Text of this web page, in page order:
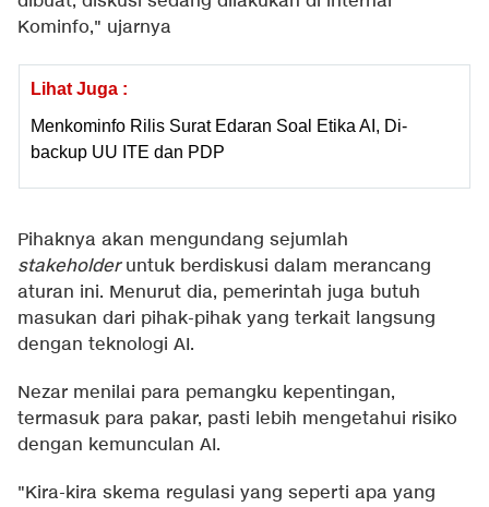
Kominfo," ujarnya
Lihat Juga :
Menkominfo Rilis Surat Edaran Soal Etika AI, Di-
backup UU ITE dan PDP
Pihaknya akan mengundang sejumlah
stakeholderuntuk berdiskusi dalam merancang
aturan ini. Menurut dia, pemerintah juga butuh
masukan dari pihak-pihak yang terkait langsung
dengan teknologi AI.
Nezar menilai para pemangku kepentingan,
termasuk para pakar, pasti lebih mengetahui risiko
dengan kemunculan AI.
"Kira-kira skema regulasi yang seperti apa yang